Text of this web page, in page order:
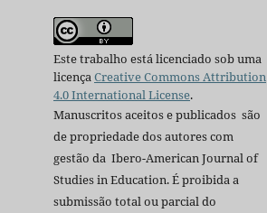
Este trabalho está licenciado sob uma
licençaCreative Commons Attribution
4.0 International License.
Manuscritos aceitos e publicados são
de propriedade dos autores com
gestão da Ibero-American Journal of
Studies in Education. É proibida a
submissão total ou parcial do